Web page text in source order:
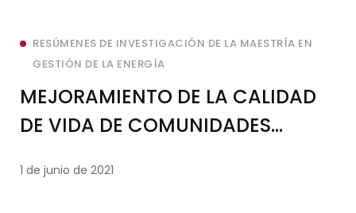
RESÚMENES DE INVESTIGACIÓN DE LA MAESTRÍA EN
GESTIÓN DE LA ENERGÍA
MEJORAMIENTO DE LA CALIDAD
DE VIDA DE COMUNIDADES
EFICIENTE DE LOS RECURSOS
1 de junio de 2021